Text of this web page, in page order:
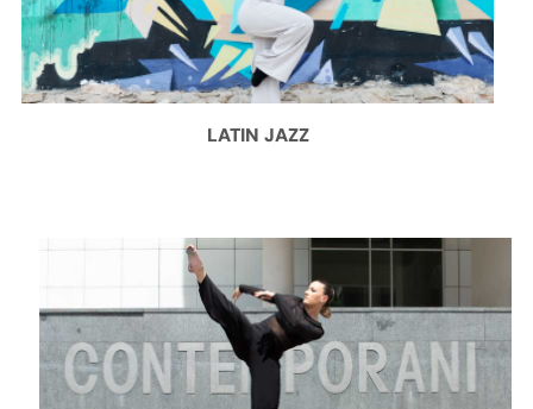
LATIN JAZZ